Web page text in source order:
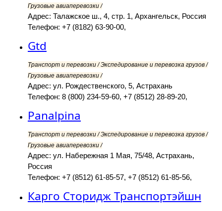
Грузовые авиаперевозки /
Адрес: Талажское ш., 4, стр. 1, Архангельск, Россия
Телефон: +7 (8182) 63-90-00,
Gtd
Транспорт и перевозки / Экспедирование и перевозка грузов /
Грузовые авиаперевозки /
Адрес: ул. Рождественского, 5, Астрахань
Телефон: 8 (800) 234-59-60, +7 (8512) 28-89-20,
Panalpina
Транспорт и перевозки / Экспедирование и перевозка грузов /
Грузовые авиаперевозки /
Адрес: ул. Набережная 1 Мая, 75/48, Астрахань,
Россия
Телефон: +7 (8512) 61-85-57, +7 (8512) 61-85-56,
Карго Сторидж Транспортэйшн